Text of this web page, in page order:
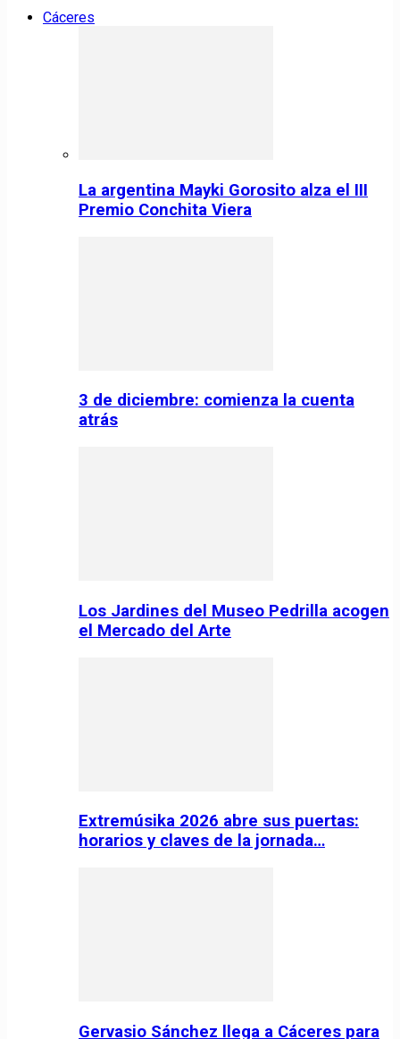
Cáceres
La argentina Mayki Gorosito alza el III
Premio Conchita Viera
3 de diciembre: comienza la cuenta
atrás
Los Jardines del Museo Pedrilla acogen
el Mercado del Arte
Extremúsika 2026 abre sus puertas:
horarios y claves de la jornada…
Gervasio Sánchez llega a Cáceres para